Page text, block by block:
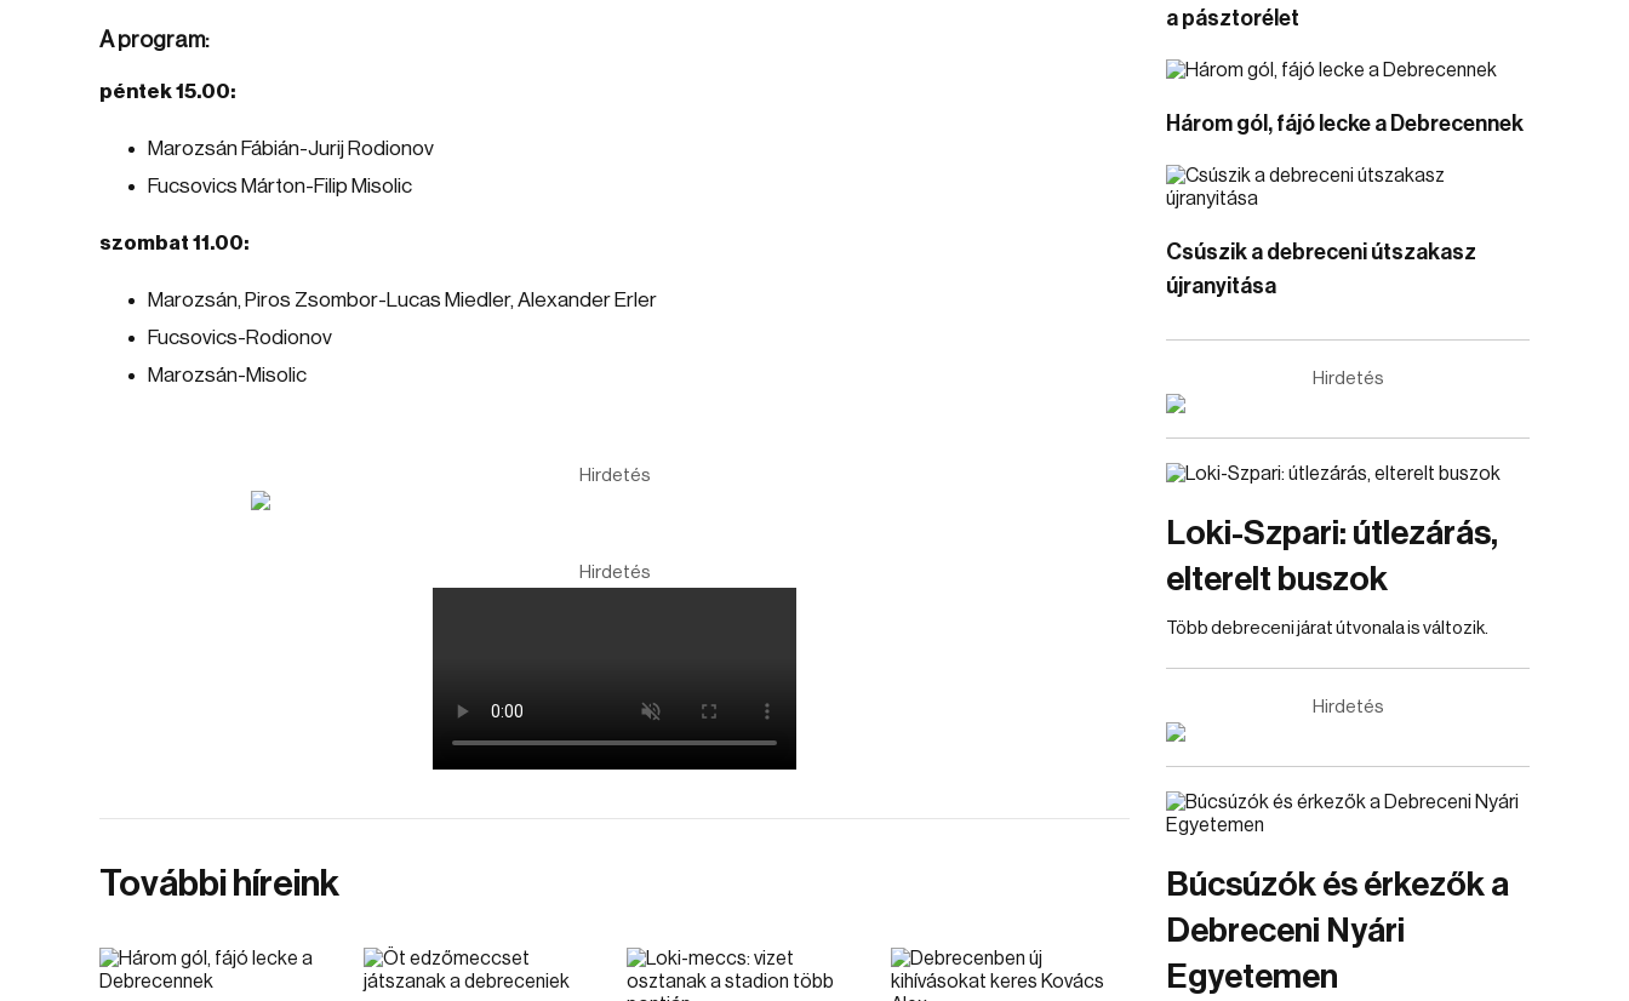
A program:
péntek 15.00:
Marozsán Fábián-Jurij Rodionov
Fucsovics Márton-Filip Misolic
szombat 11.00:
Marozsán, Piros Zsombor-Lucas Miedler, Alexander Erler
Fucsovics-Rodionov
Marozsán-Misolic
Hirdetés
Hirdetés
További híreink
a pásztorélet
Három gól, fájó lecke a Debrecennek
Csúszik a debreceni útszakasz
újranyitása
Hirdetés
Loki-Szpari: útlezárás,
elterelt buszok
Több debreceni járat útvonala is változik.
Hirdetés
Búcsúzók és érkezők a
Debreceni Nyári
Egyetemen